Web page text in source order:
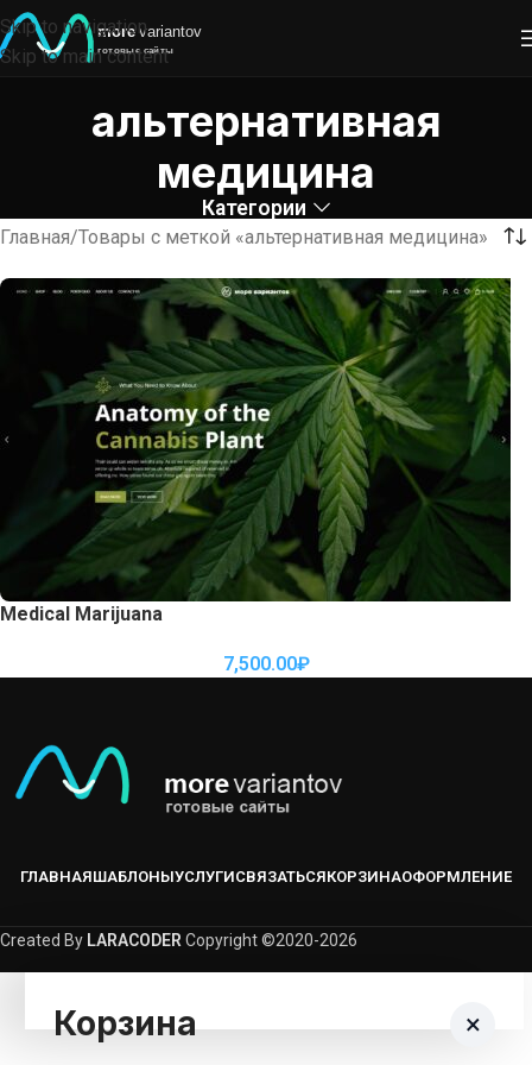
Skip to navigation
Skip to main content
альтернативная
медицина
Категории
Главная Товары с меткой «альтернативная медицина»
Medical Marijuana
7,500.00₽
ГЛАВНАЯШАБЛОНЫУСЛУГИСВЯЗАТЬСЯКОРЗИНАОФОРМЛЕНИЕ
Created By LARACODERCopyright ©2020-2026
Корзина ×